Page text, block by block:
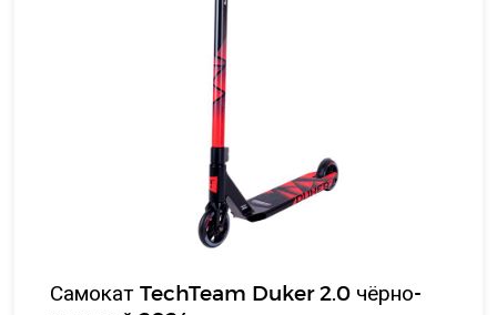
Самокат TechTeam Duker 2.0 чёрно-